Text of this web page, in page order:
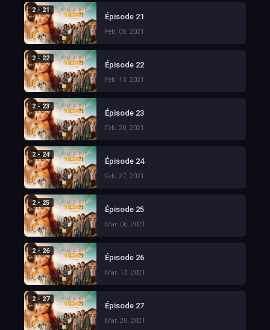
2 - 21
Épisode 21
Feb. 06, 2021
2 - 22
Épisode 22
Feb. 13, 2021
2 - 23
Épisode 23
Feb. 20, 2021
2 - 24
Épisode 24
Feb. 27, 2021
2 - 25
Épisode 25
Mar. 06, 2021
2 - 26
Épisode 26
Mar. 13, 2021
2 - 27
Épisode 27
Mar. 20, 2021